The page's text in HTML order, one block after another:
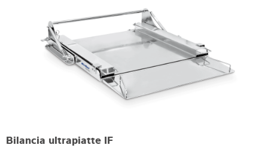
Bilancia ultrapiatte IF